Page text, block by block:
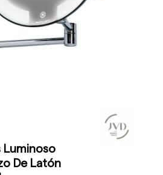
Luminoso
De Latón